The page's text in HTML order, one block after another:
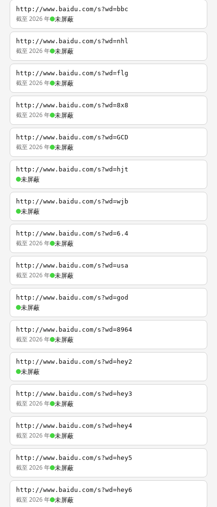
http://www.baidu.com/s?wd=bbc
截至 2026 年 未屏蔽
http://www.baidu.com/s?wd=nhl
截至 2026 年 未屏蔽
http://www.baidu.com/s?wd=flg
截至 2026 年 未屏蔽
http://www.baidu.com/s?wd=8x8
截至 2026 年 未屏蔽
http://www.baidu.com/s?wd=GCD
截至 2026 年 未屏蔽
http://www.baidu.com/s?wd=hjt
未屏蔽
http://www.baidu.com/s?wd=wjb
未屏蔽
http://www.baidu.com/s?wd=6.4
截至 2026 年 未屏蔽
http://www.baidu.com/s?wd=usa
截至 2026 年 未屏蔽
http://www.baidu.com/s?wd=god
未屏蔽
http://www.baidu.com/s?wd=8964
截至 2026 年 未屏蔽
http://www.baidu.com/s?wd=hey2
未屏蔽
http://www.baidu.com/s?wd=hey3
截至 2026 年 未屏蔽
http://www.baidu.com/s?wd=hey4
截至 2026 年 未屏蔽
http://www.baidu.com/s?wd=hey5
截至 2026 年 未屏蔽
http://www.baidu.com/s?wd=hey6
截至 2026 年 未屏蔽